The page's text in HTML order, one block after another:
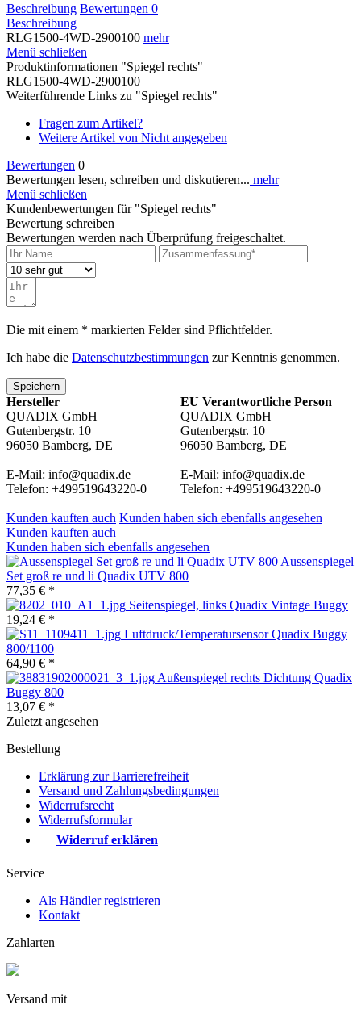
Beschreibung Bewertungen 0
Beschreibung
RLG1500-4WD-2900100 mehr
Menü schließen
Produktinformationen "Spiegel rechts"
RLG1500-4WD-2900100
Weiterführende Links zu "Spiegel rechts"
Fragen zum Artikel?
Weitere Artikel von Nicht angegeben
Bewertungen 0
Bewertungen lesen, schreiben und diskutieren... mehr
Menü schließen
Kundenbewertungen für "Spiegel rechts"
Bewertung schreiben
Bewertungen werden nach Überprüfung freigeschaltet.
Die mit einem * markierten Felder sind Pflichtfelder.
Ich habe die Datenschutzbestimmungen zur Kenntnis genommen.
Speichern
Hersteller
QUADIX GmbH
Gutenbergstr. 10
96050 Bamberg, DE
E-Mail: info@quadix.de
Telefon: +499519643220-0
EU Verantwortliche Person
QUADIX GmbH
Gutenbergstr. 10
96050 Bamberg, DE
E-Mail: info@quadix.de
Telefon: +499519643220-0
Kunden kauften auch Kunden haben sich ebenfalls angesehen
Kunden kauften auch
Kunden haben sich ebenfalls angesehen
Aussenspiegel
Set groß re und li Quadix UTV 800
77,35 € *
Seitenspiegel, links Quadix Vintage Buggy
19,24 € *
Luftdruck/Temperatursensor Quadix Buggy
800/1100
64,90 € *
Außenspiegel rechts Dichtung Quadix
Buggy 800
13,07 € *
Zuletzt angesehen
Bestellung
Erklärung zur Barrierefreiheit
Versand und Zahlungsbedingungen
Widerrufsrecht
Widerrufsformular
Widerruf erklären
Service
Als Händler registrieren
Kontakt
Zahlarten
Versand mit